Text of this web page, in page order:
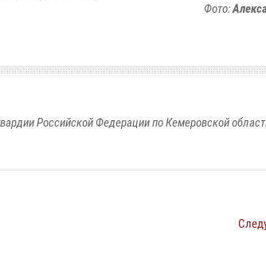
Фото:
Российской Федерации по Кемеровской